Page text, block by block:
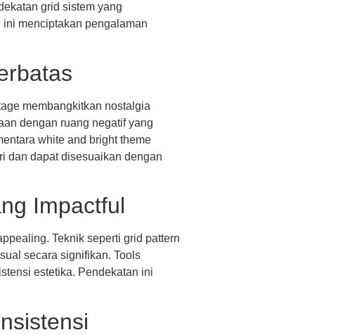
grid sistem yang
menciptakan pengalaman
membangkitkan nostalgia
dengan ruang negatif yang
white and bright theme
dan dapat disesuaikan dengan
Impactful
Teknik seperti grid pattern
secara signifikan. Tools
estetika. Pendekatan ini